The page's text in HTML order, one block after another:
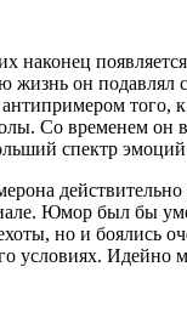
наконец
жизнь он подавлял
того,
Со временем он
спектр
Юмор был бы
но и боялись
условиях. Идейно